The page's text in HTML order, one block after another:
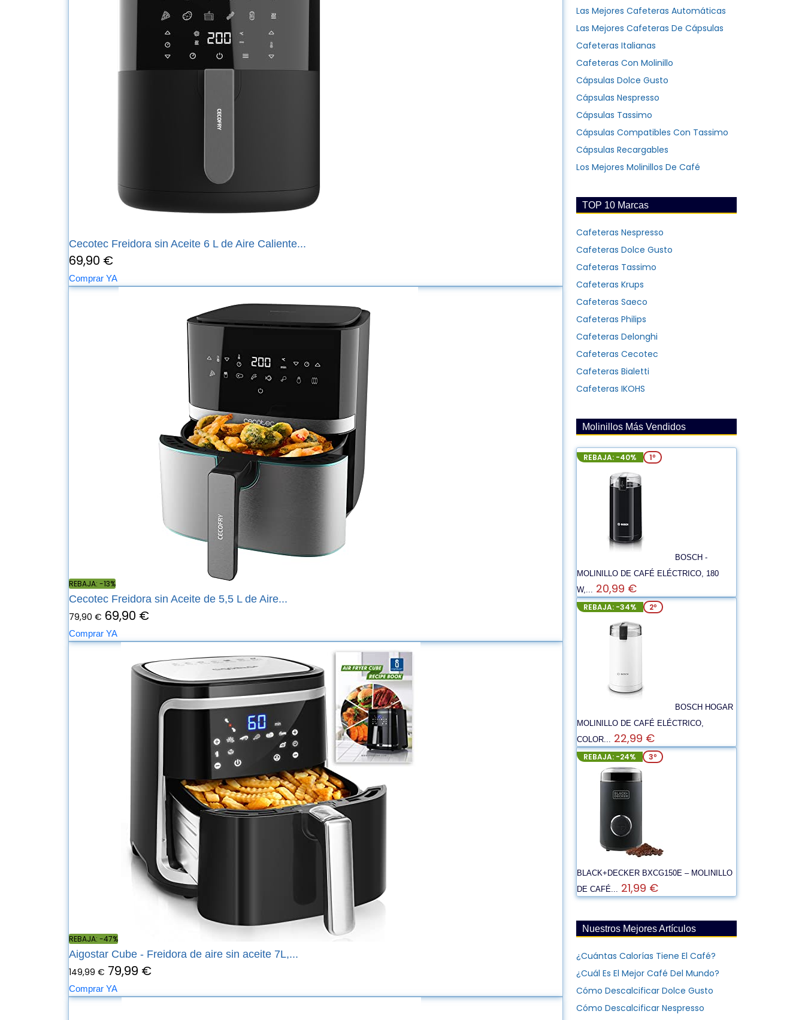
Cecotec Freidora sin Aceite 6 L de Aire Caliente...
69,90 €
Comprar YA
REBAJA: -13%
Cecotec Freidora sin Aceite de 5,5 L de Aire...
79,90 € 69,90 €
Comprar YA
REBAJA: -47%
Aigostar Cube - Freidora de aire sin aceite 7L,...
149,99 € 79,99 €
Comprar YA
Las Mejores Cafeteras Automáticas
Las Mejores Cafeteras De Cápsulas
Cafeteras Italianas
Cafeteras Con Molinillo
Cápsulas Dolce Gusto
Cápsulas Nespresso
Cápsulas Tassimo
Cápsulas Compatibles Con Tassimo
Cápsulas Recargables
Los Mejores Molinillos De Café
TOP 10 Marcas
Cafeteras Nespresso
Cafeteras Dolce Gusto
Cafeteras Tassimo
Cafeteras Krups
Cafeteras Saeco
Cafeteras Philips
Cafeteras Delonghi
Cafeteras Cecotec
Cafeteras Bialetti
Cafeteras IKOHS
Molinillos Más Vendidos
REBAJA: -40% 1º
BOSCH -
MOLINILLO DE CAFÉ ELÉCTRICO, 180
W,... 20,99 €
REBAJA: -34% 2º
BOSCH HOGAR
MOLINILLO DE CAFÉ ELÉCTRICO,
COLOR... 22,99 €
REBAJA: -24% 3º
BLACK+DECKER BXCG150E – MOLINILLO
DE CAFÉ... 21,99 €
Nuestros Mejores Artículos
¿Cuántas Calorías Tiene El Café?
¿Cuál Es El Mejor Café Del Mundo?
Cómo Descalcificar Dolce Gusto
Cómo Descalcificar Nespresso